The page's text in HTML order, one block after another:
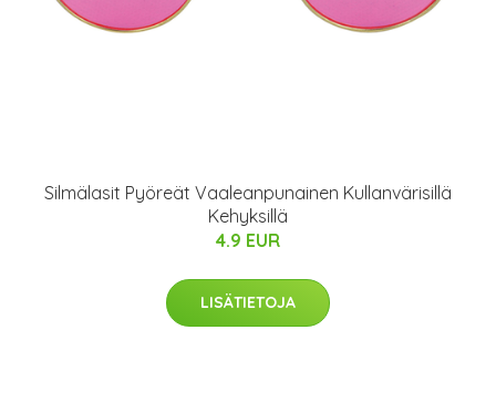
Silmälasit Pyöreät Vaaleanpunainen Kullanvärisillä
Kehyksillä
4.9 EUR
LISÄTIETOJA